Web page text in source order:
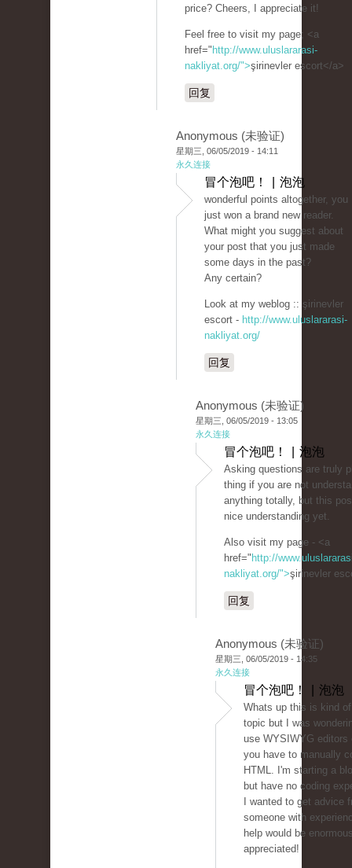
price? Cheers, I appreciate it!
Feel free to visit my page; <a
href=" http://www.uluslararasi-
nakliyat.org/">şirinevler escort</a>
回复
Anonymous (未验证)
星期三, 06/05/2019 - 14:11
永久连接
冒个泡吧！ | 泡泡
wonderful points altogether, you
just won a brand new reader.
What might you suggest about
your post that you just made
some days in the past?
Any certain?
Look at my weblog :: şirinevler
escort - http://www.uluslararasi-
nakliyat.org/
回复
Anonymous (未验证)
星期三, 06/05/2019 - 13:05
永久连接
冒个泡吧！ | 泡泡
Asking questions are truly
thing if you are not
anything totally, but this
nice understanding yet.
Also visit my page - <a
href=" http://
nakliyat.org/">şirinevler
回复
Anonymous (未验证)
星期三, 06/05/2019 - 14:35
永久连接
冒个泡吧！ | 泡泡
Whats up this is kind
topic but I was
use WYSIWYG editors
you have to manually
HTML. I'm starting a
but have no coding
I wanted to get advice
someone with
help would be
appreciated!